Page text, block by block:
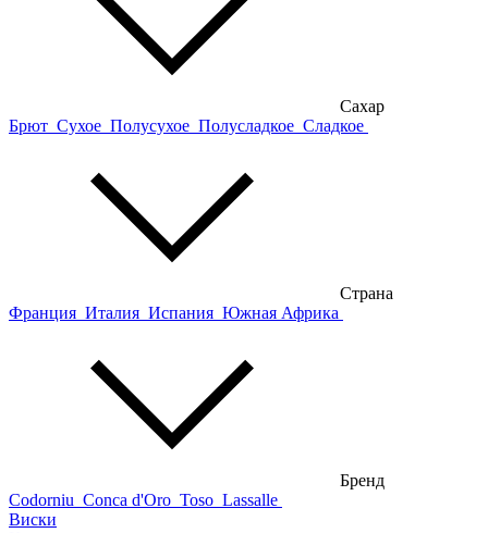
Сахар
Брют Сухое Полусухое Полусладкое Сладкое
Страна
Франция Италия Испания Южная Африка
Бренд
Codorniu Conca d'Oro Toso Lassalle
Виски